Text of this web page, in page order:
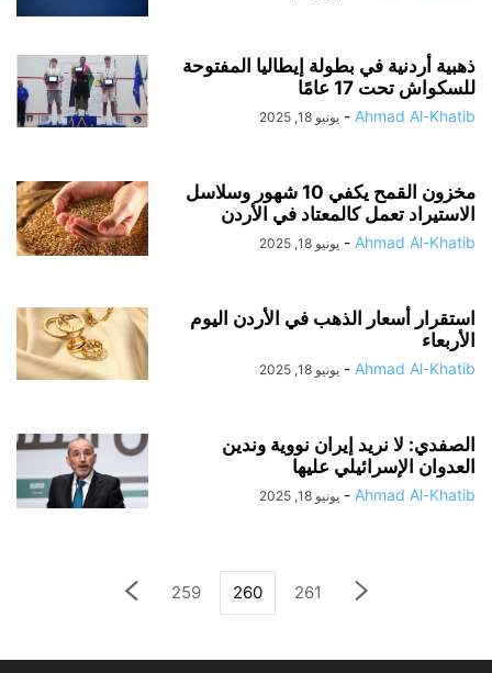
ذهبية أردنية في بطولة إيطاليا المفتوحة
للسكواش تحت 17 عامًا
Ahmad Al-Khatib
- يونيو 18, 2025
مخزون القمح يكفي 10 شهور وسلاسل
الاستيراد تعمل كالمعتاد في الأردن
Ahmad Al-Khatib
- يونيو 18, 2025
استقرار أسعار الذهب في الأردن اليوم
الأربعاء
Ahmad Al-Khatib
- يونيو 18, 2025
الصفدي: لا نريد إيران نووية وندين
العدوان الإسرائيلي عليها
Ahmad Al-Khatib
- يونيو 18, 2025
259 260 261